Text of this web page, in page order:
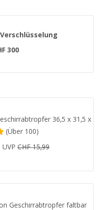
300
36,5 x 31,5 x
(Über100)
UVPCHF 15,99
Geschirrabtropfer faltbar